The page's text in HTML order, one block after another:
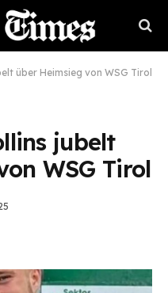
über Heimsieg von WSG Tirol
jubelt
WSG Tirol